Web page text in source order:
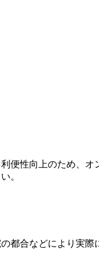
性向上のため、
。
合などにより実